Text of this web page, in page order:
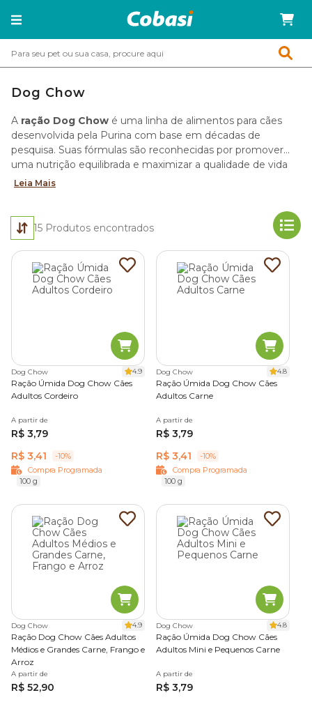
Dog Chow
A ração Dog Chow é uma linha de alimentos para cães
desenvolvida pela Purina com base em décadas de
pesquisa. Suas fórmulas são reconhecidas por promover
uma nutrição equilibrada e maximizar a qualidade de vida
do seu pet.
Leia Mais
15 Produtos encontrados
Dog Chow 4.9
Ração Úmida Dog Chow Cães
Adultos Cordeiro
A partir de
R$ 3,79
R$ 3,41
-10%
Compra Programada
100 g
Dog Chow 4.8
Ração Úmida Dog Chow Cães
Adultos Carne
A partir de
R$ 3,79
R$ 3,41
-10%
Compra Programada
100 g
Dog Chow 4.9
Ração Dog Chow Cães Adultos
Médios e Grandes Carne, Frango e
Arroz
A partir de
R$ 52,90
Dog Chow 4.8
Ração Úmida Dog Chow Cães
Adultos Mini e Pequenos Carne
A partir de
R$ 3,79